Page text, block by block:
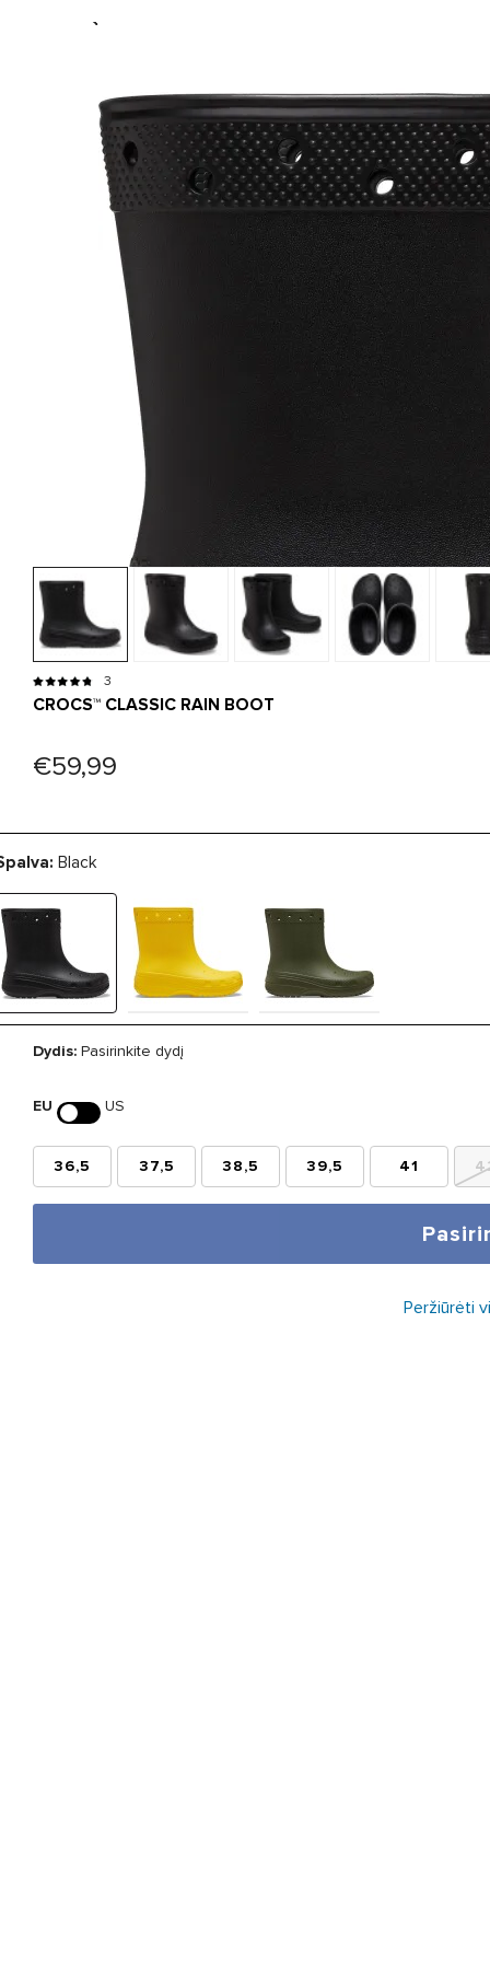
3
CROCS™ CLASSIC RAIN BOOT
€59,99
Black
Dydis: Pasirinkite dydį
EU US
36,5 37,5 38,5 39,5 41
Peržiūrėti